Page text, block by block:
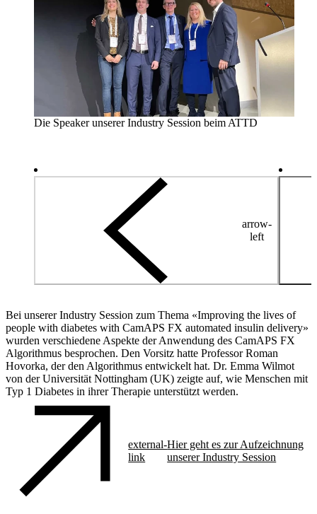
Die Speaker unserer Industry Session beim ATTD
arrow-
left
Bei unserer Industry Session zum Thema «Improving the lives of
people with diabetes with CamAPS FX automated insulin delivery»
wurden verschiedene Aspekte der Anwendung des CamAPS FX
Algorithmus besprochen. Den Vorsitz hatte Professor Roman
Hovorka, der den Algorithmus entwickelt hat. Dr. Emma Wilmot
von der Universität Nottingham (UK) zeigte auf, wie Menschen mit
Typ 1 Diabetes in ihrer Therapie unterstützt werden.
external-
link
Hier geht es zur Aufzeichnung
unserer Industry Session